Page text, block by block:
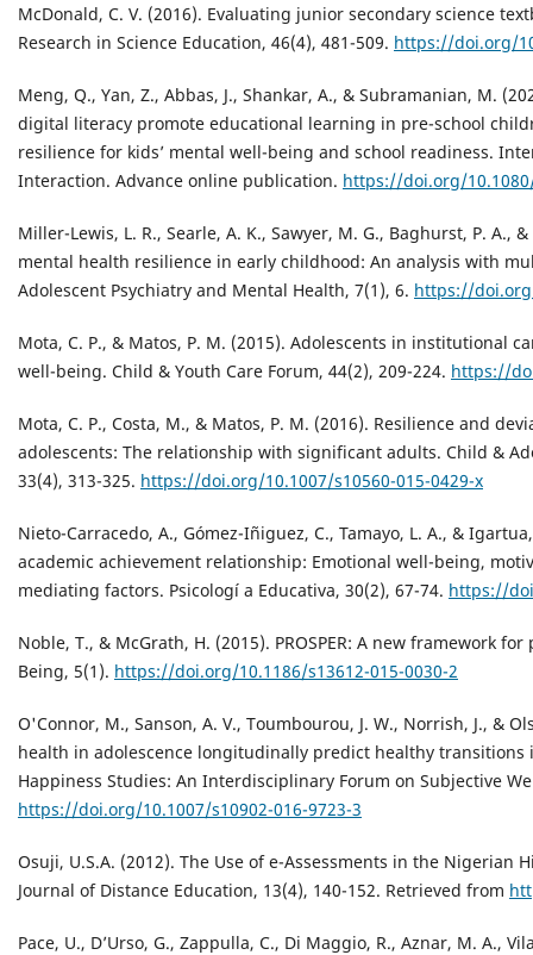
McDonald, C. V. (2016). Evaluating junior secondary science
Research in Science Education, 46(4), 481-509. https://doi.org/
Meng, Q., Yan, Z., Abbas, J., Shankar, A., & Subramanian, M.
digital literacy promote educational learning in pre-school
resilience for kids’ mental well-being and school readiness.
Interaction. Advance online publication. https://doi.org/
Miller-Lewis, L. R., Searle, A. K., Sawyer, M. G., Baghurst, P. A.,
mental health resilience in early childhood: An analysis with
Adolescent Psychiatry and Mental Health, 7(1), 6. https://
Mota, C. P., & Matos, P. M. (2015). Adolescents in institutional
well-being. Child & Youth Care Forum, 44(2), 209-224. https://
Mota, C. P., Costa, M., & Matos, P. M. (2016). Resilience and
adolescents: The relationship with significant adults. Child &
33(4), 313-325. https://doi.org/10.1007/s10560-015-0429-x
Nieto-Carracedo, A., Gómez-Iñiguez, C., Tamayo, L. A., &
academic achievement relationship: Emotional well-being,
mediating factors. Psicologí a Educativa, 30(2), 67-74. https://
Noble, T., & McGrath, H. (2015). PROSPER: A new framework
Being, 5(1). https://doi.org/10.1186/s13612-015-0030-2
O'Connor, M., Sanson, A. V., Toumbourou, J. W., Norrish, J., &
health in adolescence longitudinally predict healthy transitions
Happiness Studies: An Interdisciplinary Forum on Subjective
https://doi.org/10.1007/s10902-016-9723-3
Osuji, U.S.A. (2012). The Use of e-Assessments in the Nigerian
Journal of Distance Education, 13(4), 140-152. Retrieved from
Pace, U., D’Urso, G., Zappulla, C., Di Maggio, R., Aznar, M. A.,